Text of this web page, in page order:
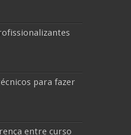
para fazer
entre curso